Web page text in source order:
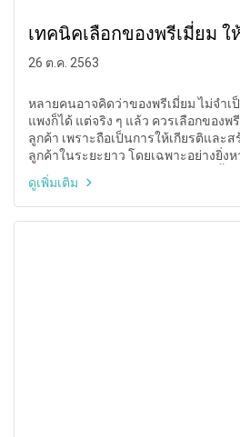
เทคนิคเลือกของพรีเมี่ยม ใ
26 ต.ค. 2563
หลายคนอาจคิดว่าของพรีเมี่ยม ไม่จำเ
แพงก็ได้ แต่จริง ๆ แล้ว ควรเลือกของพ
ลูกค้า เพราะถือเป็นการให้เกียรติและ
ลูกค้าในระยะยาว โดยเฉพาะอย่างยิ่ง
เมี่ยมต้องสมฐานะกันซักหน่อย งานนี้ต้
แล้ว เอาละมาดูเทคนิคการเลือกของพรี
ดูเพิ่มเติม